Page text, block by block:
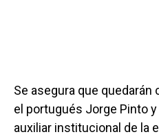
Se asegura que
el portugués Jorge Pinto y
auxiliar institucional de la